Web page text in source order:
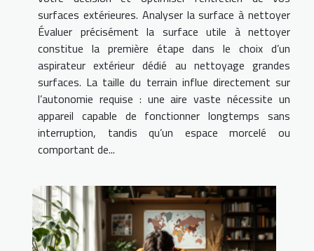
surfaces extérieures. Analyser la surface à nettoyer
Évaluer précisément la surface utile à nettoyer
constitue la première étape dans le choix d’un
aspirateur extérieur dédié au nettoyage grandes
surfaces. La taille du terrain influe directement sur
l’autonomie requise : une aire vaste nécessite un
appareil capable de fonctionner longtemps sans
interruption, tandis qu’un espace morcelé ou
comportant de...